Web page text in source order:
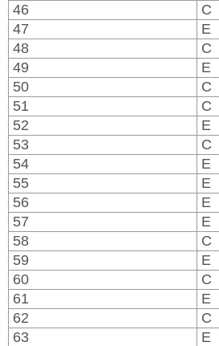
46
C
47
E
48
C
49
E
50
C
51
C
52
E
53
C
54
E
55
E
56
E
57
E
58
C
59
E
60
C
61
E
62
C
63
E